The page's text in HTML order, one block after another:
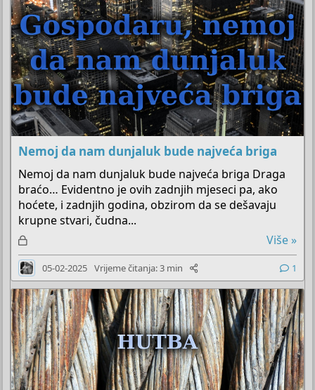
Nemoj da nam dunjaluk bude najveća briga
Nemoj da nam dunjaluk bude najveća briga Draga
braćo… Evidentno je ovih zadnjih mjeseci pa, ako
hoćete, i zadnjih godina, obzirom da se dešavaju
krupne stvari, čudna...
Z
a
k
l
j
u
č
a
n
o
Više »
05-02-2025 Vrijeme čitanja: 3 min 1